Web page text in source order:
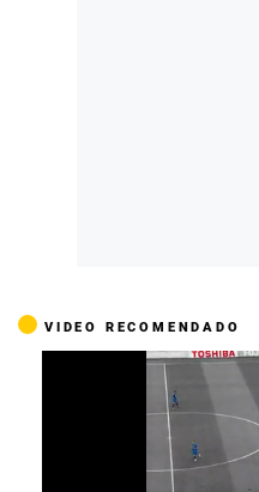
VIDEO RECOMENDADO